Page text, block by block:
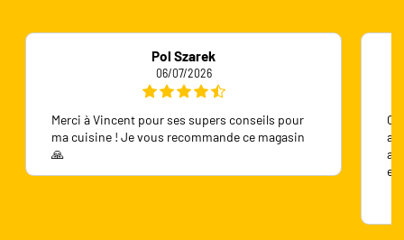
Pol Szarek
06/07/2026
Merci à Vincent pour ses supers conseils pour
ma cuisine ! Je vous recommande ce magasin
🙏